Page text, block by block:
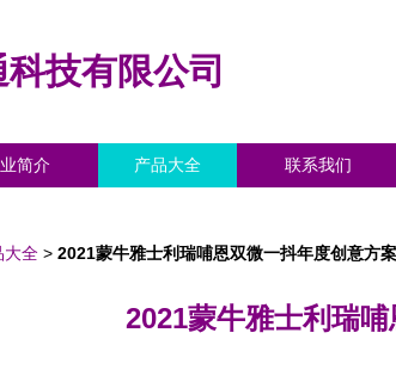
技有限公司
简介 产品大全 联系我们
大全 > 2021蒙牛雅士利瑞哺恩双微一抖年度创意方
2021蒙牛雅士利瑞